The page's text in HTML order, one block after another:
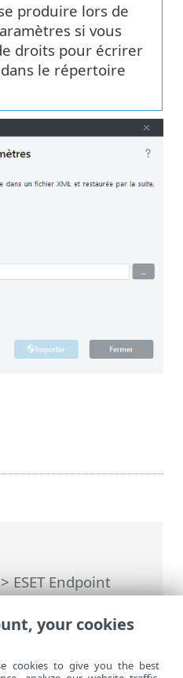
ESET Endpoint
ESET Endpoint
> Importation et
produire lors de
si vous
droits pour écrirer
le répertoire
your cookies
cookies to give you the best